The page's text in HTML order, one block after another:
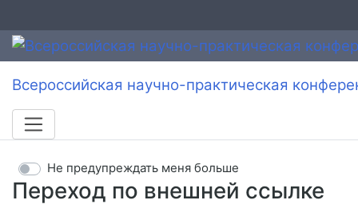
Всероссийская научно-практическая
Переход по внешней ссылке
Не предупреждать меня больше